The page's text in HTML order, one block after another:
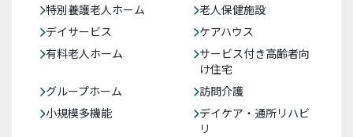
特別養護老人ホーム
老人保健施設
デイサービス
ケアハウス
有料老人ホーム
サービス付き高齢者向
け住宅
グループホーム
訪問介護
小規模多機能
デイケア・通所リハビ
リ